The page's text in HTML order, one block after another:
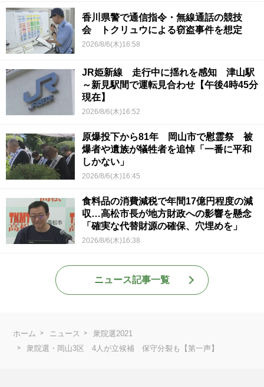
香川県警で通信指令・無線通話の競技
会 トクリュウによる窃盗事件を想定
2026/8/6(木)16:58
JR姫新線 走行中に揺れを感知 津山駅
～新見駅間で運転見合わせ【午後4時45分
現在】
2026/8/6(木)16:52
原爆投下から81年 岡山市で慰霊祭 被
爆者や遺族が犠牲者を追悼「一番に平和
しかない」
2026/8/6(木)16:45
食料品の消費減税で年間17億円程度の減
収…高松市長が地方財政への影響を懸念
「確実な代替財源の確保、穴埋めを」
2026/8/6(木)16:38
ニュース記事一覧
ホーム ニュース
衆院選2021
衆院選・岡山3区 4人が立候補 保守分裂も【第一声】